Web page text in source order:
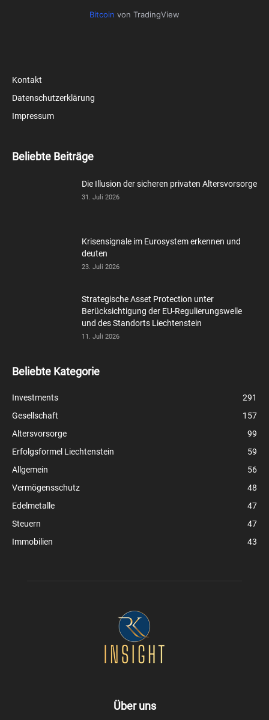
Bitcoin von TradingView
Kontakt
Datenschutzerklärung
Impressum
Beliebte Beiträge
Die Illusion der sicheren privaten Altersvorsorge
31. Juli 2026
Krisensignale im Eurosystem erkennen und
deuten
23. Juli 2026
Strategische Asset Protection unter
Berücksichtigung der EU-Regulierungswelle
und des Standorts Liechtenstein
11. Juli 2026
Beliebte Kategorie
Investments
291
Gesellschaft
157
Altersvorsorge
99
Erfolgsformel Liechtenstein
59
Allgemein
56
Vermögensschutz
48
Edelmetalle
47
Steuern
47
Immobilien
43
Über uns